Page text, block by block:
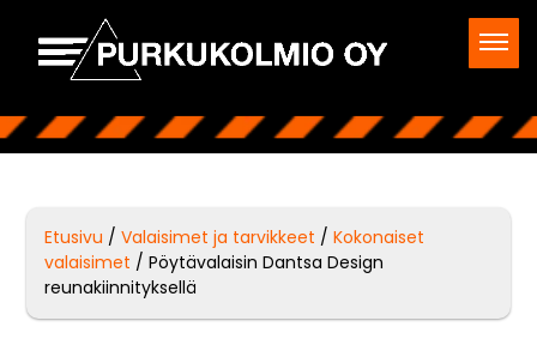
Etusivu /Valaisimet ja tarvikkeet /Kokonaiset
valaisimet / Pöytävalaisin Dantsa Design
reunakiinnityksellä